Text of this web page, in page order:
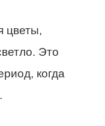
цветы,
Это
когда